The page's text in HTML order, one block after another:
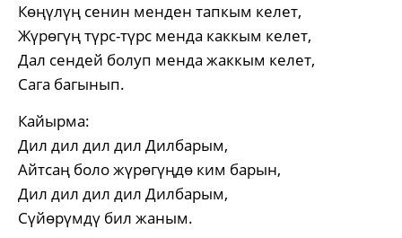
Көңүлүң сенин менден тапкым келет,
Жүрөгүң түрс-түрс менда каккым келет,
Дал сендей болуп менда жаккым келет,
Сага багынып.
Кайырма:
Дил дил дил дил Дилбарым,
Айтсаң боло жүрөгүңдө ким барын,
Дил дил дил дил Дилбарым,
Сүйөрүмдү бил жаным.